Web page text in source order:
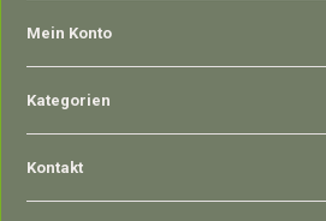
Mein Konto
Kategorien
Kontakt